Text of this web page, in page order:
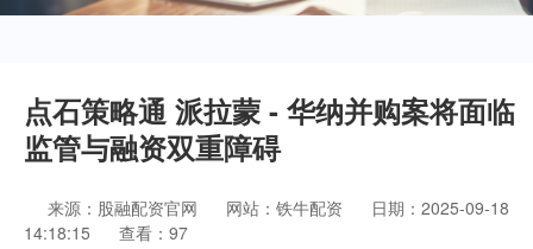
点石策略通 派拉蒙 - 华纳并购案将面临
监管与融资双重障碍
来源：股融配资官网 网站：铁牛配资
日期：2025-09-18
14:18:15
查看：97